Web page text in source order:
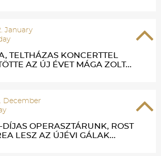
January
TELTHÁZAS KONCERTTEL
AZ ÚJ ÉVET MÁGA ZOLT...
December
DÍJAS OPERASZTÁRUNK, ROST
LESZ AZ ÚJÉVI GÁLAK...